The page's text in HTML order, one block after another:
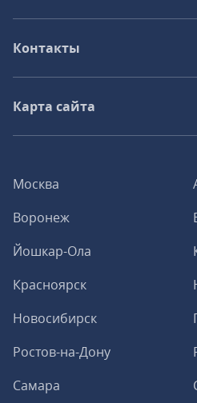
Москва
Воронеж
Йошкар-Ола
Красноярск
Новосибирск
Ростов-на-Дону
Самара
Контакты
Карта сайта